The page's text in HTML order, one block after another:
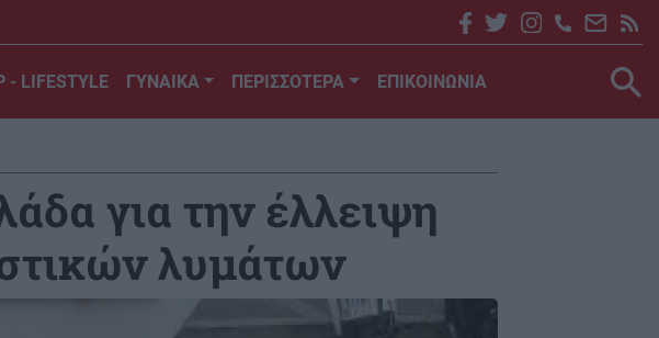
- LIFESTYLE ΓΥΝΑΙΚΑ ΠΕΡΙΣΣΟΤΕΡΑ ΕΠΙΚΟΙΝΩΝΙΑ
για την έλλειψη
λυμάτων